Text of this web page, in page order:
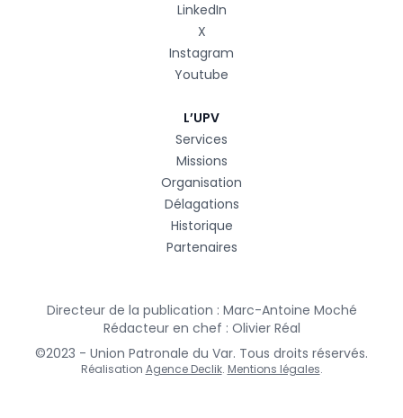
LinkedIn
X
Instagram
Youtube
L’UPV
Services
Missions
Organisation
Délagations
Historique
Partenaires
Directeur de la publication : Marc-Antoine Moché
Rédacteur en chef : Olivier Réal
©2023 - Union Patronale du Var. Tous droits réservés.
Réalisation Agence Declik. Mentions légales.